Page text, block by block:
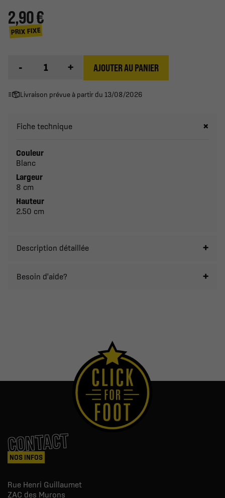
2,90 €
PRIX FIXE
- + AJOUTER AU PANIER
Livraison prévue à partir du 13/08/2026
Fiche technique
Couleur
Blanc
Largeur
8 cm
Hauteur
2.50 cm
Description détaillée
Besoin d'aide?
CONTACT
NOS INFOS
Rue Henri Guillaumet
ZAC des Murons